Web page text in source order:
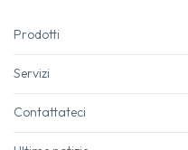
Prodotti
Servizi
Contattateci